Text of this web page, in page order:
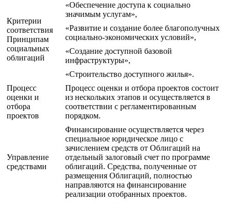
Критерии
соответствия
Принципам
социальных
облигаций
«Обеспечение доступа к социально
значимым услугам»,
«Развитие и создание более благополучных
социально-экономических условий»,
«Создание доступной базовой
инфраструктуры»,
«Строительство доступного жилья».
Процесс
оценки и
отбора
проектов
Процесс оценки и отбора проектов состоит
из нескольких этапов и осуществляется в
соответствии с регламентированным
порядком.
Управление
средствами
Финансирование осуществляется через
специальное юридическое лицо с
зачислением средств от Облигаций на
отдельный залоговый счет по программе
облигаций. Средства, полученные от
размещения Облигаций, полностью
направляются на финансирование
реализации отобранных проектов.